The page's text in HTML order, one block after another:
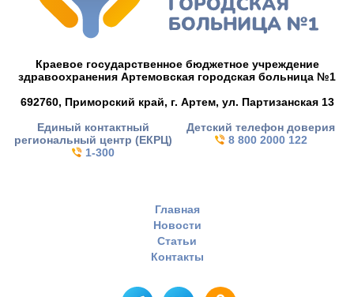
Краевое государственное бюджетное учреждение
здравоохранения Артемовская городская больница №1
692760, Приморский край, г. Артем, ул. Партизанская 13
Единый контактный
региональный центр (ЕКРЦ)
1-300
Детский телефон доверия
8 800 2000 122
Главная
Новости
Статьи
Контакты